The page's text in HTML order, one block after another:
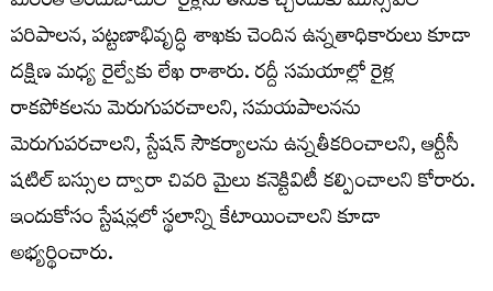
పరిపాలన, పట్టణాభివృద్ధి శాఖకు చెందిన ఉన్నతాధికారులు కూడా
దక్షిణ మధ్య రైల్వేకు లేఖ రాశారు. రద్దీ సమయాల్లో రైళ్ల
రాకపోకలను మెరుగుపరచాలని, సమయపాలనను
మెరుగుపరచాలని, స్టేషన్ సౌకర్యాలను ఉన్నతీకరించాలని, ఆర్టీసీ
షటిల్ బస్సుల ద్వారా చివరి మైలు కనెక్టివిటీ కల్పించాలని కోరారు.
ఇందుకోసం స్టేషన్లలో స్థలాన్ని కేటాయించాలని కూడా
అభ్యర్థించారు.